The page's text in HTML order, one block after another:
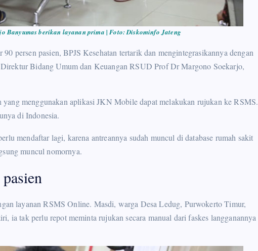
Banyumas berikan layanan prima | Foto: Diskominfo Jateng
persen pasien, BPJS Kesehatan tertarik dan mengintegrasikannya dengan
Bidang Umum dan Keuangan RSUD Prof Dr Margono Soekarjo,
yang menggunakan aplikasi JKN Mobile dapat melakukan rujukan ke RSMS.
di Indonesia.
mendaftar lagi, karena antreannya sudah muncul di database rumah sakit
muncul nomornya.
layanan RSMS Online. Masdi, warga Desa Ledug, Purwokerto Timur,
ia tak perlu repot meminta rujukan secara manual dari faskes langganannya